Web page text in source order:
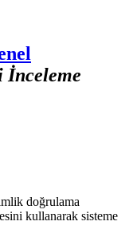
İnceleme
doğrulama
kullanarak sisteme